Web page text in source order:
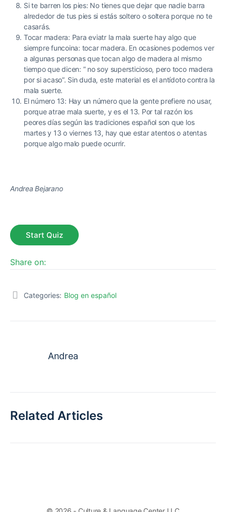
Si te barren los pies: No tienes que dejar que nadie barra
alrededor de tus pies si estás soltero o soltera porque no te
casarás.
Tocar madera: Para eviatr la mala suerte hay algo que
siempre funcoina: tocar madera. En ocasiones podemos ver
a algunas personas que tocan algo de madera al mismo
tiempo que dicen: ” no soy supersticioso, pero toco madera
por si acaso”. Sin duda, este material es el antídoto contra la
mala suerte.
El número 13: Hay un número que la gente prefiere no usar,
porque atrae mala suerte, y es el 13. Por tal razón los
peores días según las tradiciones español son que los
martes y 13 o viernes 13, hay que estar atentos o atentas
porque algo malo puede ocurrir.
Andrea Bejarano
Share on:
Categories: Blog en español
Andrea
Related Articles